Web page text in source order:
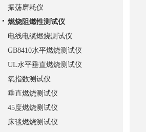
振荡磨耗仪
燃烧阻燃性测试仪
电线电缆燃烧测试仪
GB8410水平燃烧测试仪
UL水平垂直燃烧测试仪
氧指数测试仪
垂直燃烧测试仪
45度燃烧测试仪
床毯燃烧测试仪